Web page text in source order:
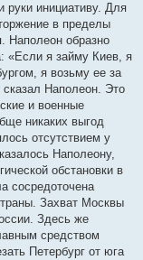
руки инициативу. Для
в пределы
Наполеон образно
«Если я займу Киев, я
я возьму ее за
Наполеон. Это
и военные
никаких выгод
отсутствием у
Наполеону,
обстановки в
сосредоточена
Захват Москвы
Здесь же
средством
Петербург от юга